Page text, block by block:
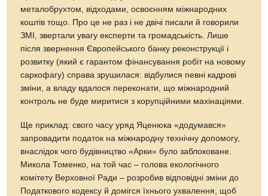
металобрухтом, відходами, освоєнням міжнародних
коштів тощо. Про це не раз і не двічі писали й говорили
ЗМІ, звертали увагу експерти та громадськість. Лише
після звернення Європейського банку реконструкції і
розвитку (який є гарантом фінансування робіт на новому
саркофагу) справа зрушилася: відбулися певні кадрові
зміни, а владу вдалося переконати, що міжнародний
контроль не буде миритися з корупційними махінаціями.
Ще приклад: свого часу уряд Яценюка «додумався»
запровадити податок на міжнародну технічну допомогу,
внаслідок чого будівництво «Арки» було заблоковане.
Микола Томенко, на той час – голова екологічного
комітету Верховної Ради – розробив відповідні зміни до
Податкового кодексу й домігся їхнього ухвалення, щоб